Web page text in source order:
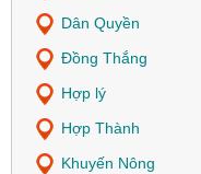
Dân Quyền
Đồng Thắng
Hợp lý
Hợp Thành
Khuyến Nông